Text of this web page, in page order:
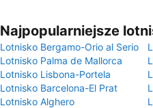
Najpopularniejsze
Lotnisko Bergamo-Orio al Serio
Lotnisko Palma de Mallorca
Lotnisko Lisbona-Portela
Lotnisko Barcelona-El Prat
Lotnisko Alghero